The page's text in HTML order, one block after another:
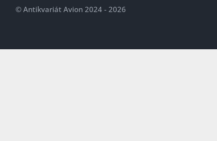
© Antikvariát Avion 2024 - 2026